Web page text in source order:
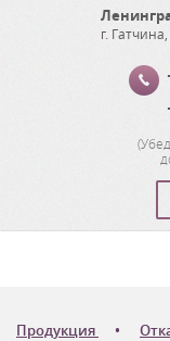
г. Гатчина
(
Продукция